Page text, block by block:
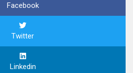
Facebook
Twitter
Linkedin